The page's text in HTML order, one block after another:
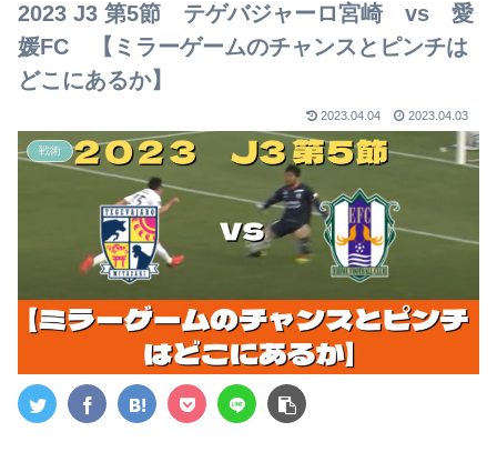
2023 J3 第5節 テゲバジャーロ宮崎 vs 愛
媛FC 【ミラーゲームのチャンスとピンチは
どこにあるか】
2023.04.04 2023.04.03
戦術